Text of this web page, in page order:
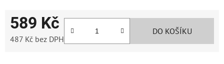
589 Kč
487 Kč bez DPH
DO KOŠÍKU